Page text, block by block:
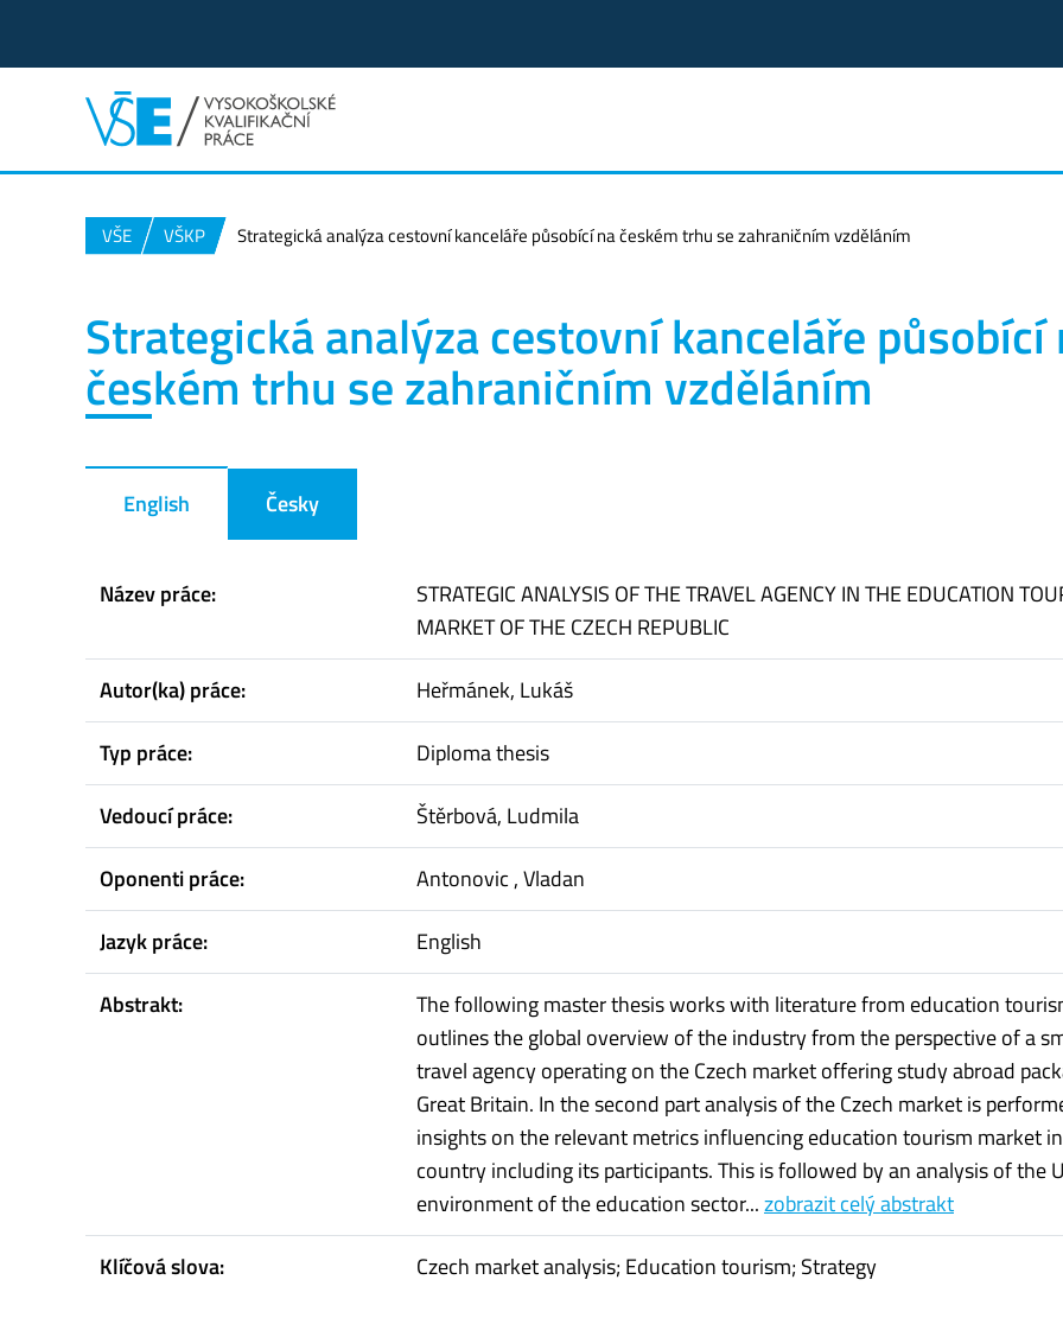
VŠE VŠKP Strategická analýza cestovní kanceláře působící na českém trhu se zahraničním vzděláním
Strategická analýza cestovní kanceláře působící
českém trhu se zahraničním vzděláním
English Česky
Název práce:
STRATEGIC ANALYSIS OF THE TRAVEL AGENCY IN THE EDUCATION
MARKET OF THE CZECH REPUBLIC
Autor(ka) práce:
Heřmánek, Lukáš
Typ práce:
Diploma thesis
Vedoucí práce:
Štěrbová, Ludmila
Oponenti práce:
Antonovic , Vladan
Jazyk práce:
English
Abstrakt:
The following master thesis works with literature from education
outlines the global overview of the industry from the perspective of a
travel agency operating on the Czech market offering study abroad
Great Britain. In the second part analysis of the Czech market is
insights on the relevant metrics influencing education tourism market
country including its participants. This is followed by an analysis of the
environment of the education sector...zobrazit celý abstrakt
Klíčová slova:
Czech market analysis; Education tourism; Strategy